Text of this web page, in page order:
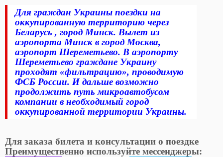
Для граждан Украины поездки на
оккупированную территорию через
Беларусь , город Минск. Вылет из
аэропорта Минск в город Москва,
аэропорт Шереметьево. В аэропорту
Шереметьево граждане Украину
проходят «фильтрацию», проводимую
ФСБ России. И дальше возможно
продолжить путь микроавтобусом
компании в необходимый город
оккупированной территории Украины.
Для заказа билета и консультации о поездке
Преимущественно используйте мессенджеры: